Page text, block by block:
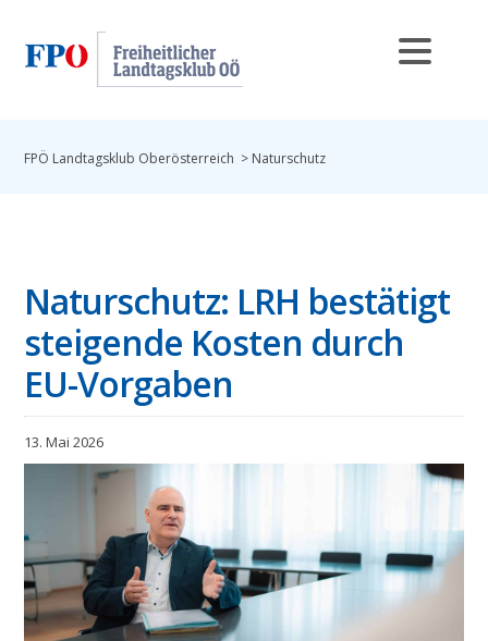
FPÖ Landtagsklub Oberösterreich > Naturschutz
Naturschutz: LRH bestätigt
steigende Kosten durch
EU-Vorgaben
13. Mai 2026